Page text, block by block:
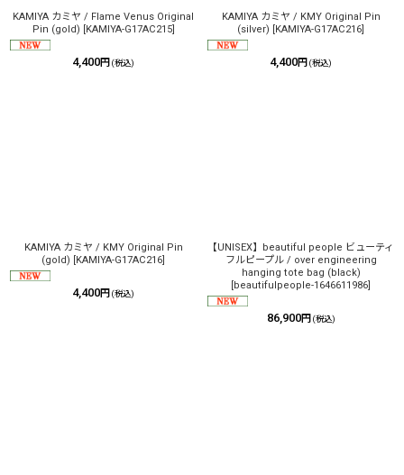
KAMIYA カミヤ / Flame Venus Original
Pin (gold) [KAMIYA-G17AC215]
4,400円 (税込)
KAMIYA カミヤ / KMY Original Pin
(silver) [KAMIYA-G17AC216]
4,400円 (税込)
KAMIYA カミヤ / KMY Original Pin
(gold) [KAMIYA-G17AC216]
4,400円 (税込)
【UNISEX】beautiful people ビューティ
フルピープル / over engineering
hanging tote bag (black)
[beautifulpeople-1646611986]
86,900円 (税込)